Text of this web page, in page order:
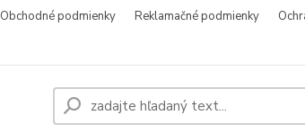
Obchodné podmienky Reklamačné podmienky